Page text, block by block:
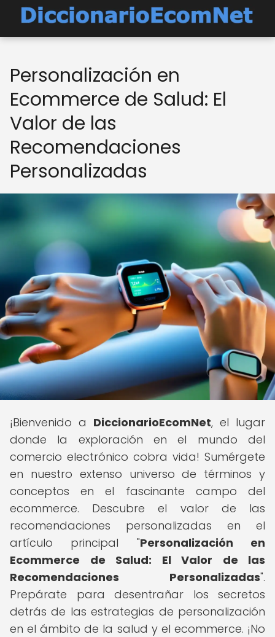
Personalización en
Ecommerce de Salud: El
Valor de las
Recomendaciones
Personalizadas
¡Bienvenido a DiccionarioEcomNet, el lugar
donde la exploración en el mundo del
comercio electrónico cobra vida! Sumérgete
en nuestro extenso universo de términos y
conceptos en el fascinante campo del
ecommerce. Descubre el valor de las
recomendaciones personalizadas en el
artículo principal "Personalización en
Ecommerce de Salud: El Valor de las
Recomendaciones Personalizadas".
Prepárate para desentrañar los secretos
detrás de las estrategias de personalización
en el ámbito de la salud y el ecommerce. ¡No